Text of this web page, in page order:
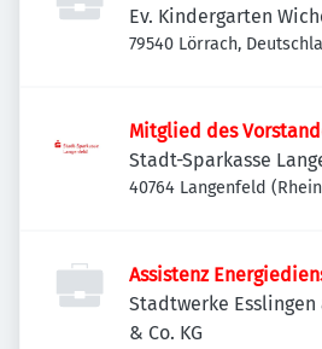
Ev. Kindergarten
79540 Lörrach,
Mitglied des
Stadt-Sparkasse
40764 Langenfeld
Assistenz
Stadtwerke Esslingen
& Co. KG